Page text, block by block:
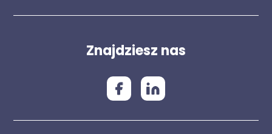
Znajdziesz nas